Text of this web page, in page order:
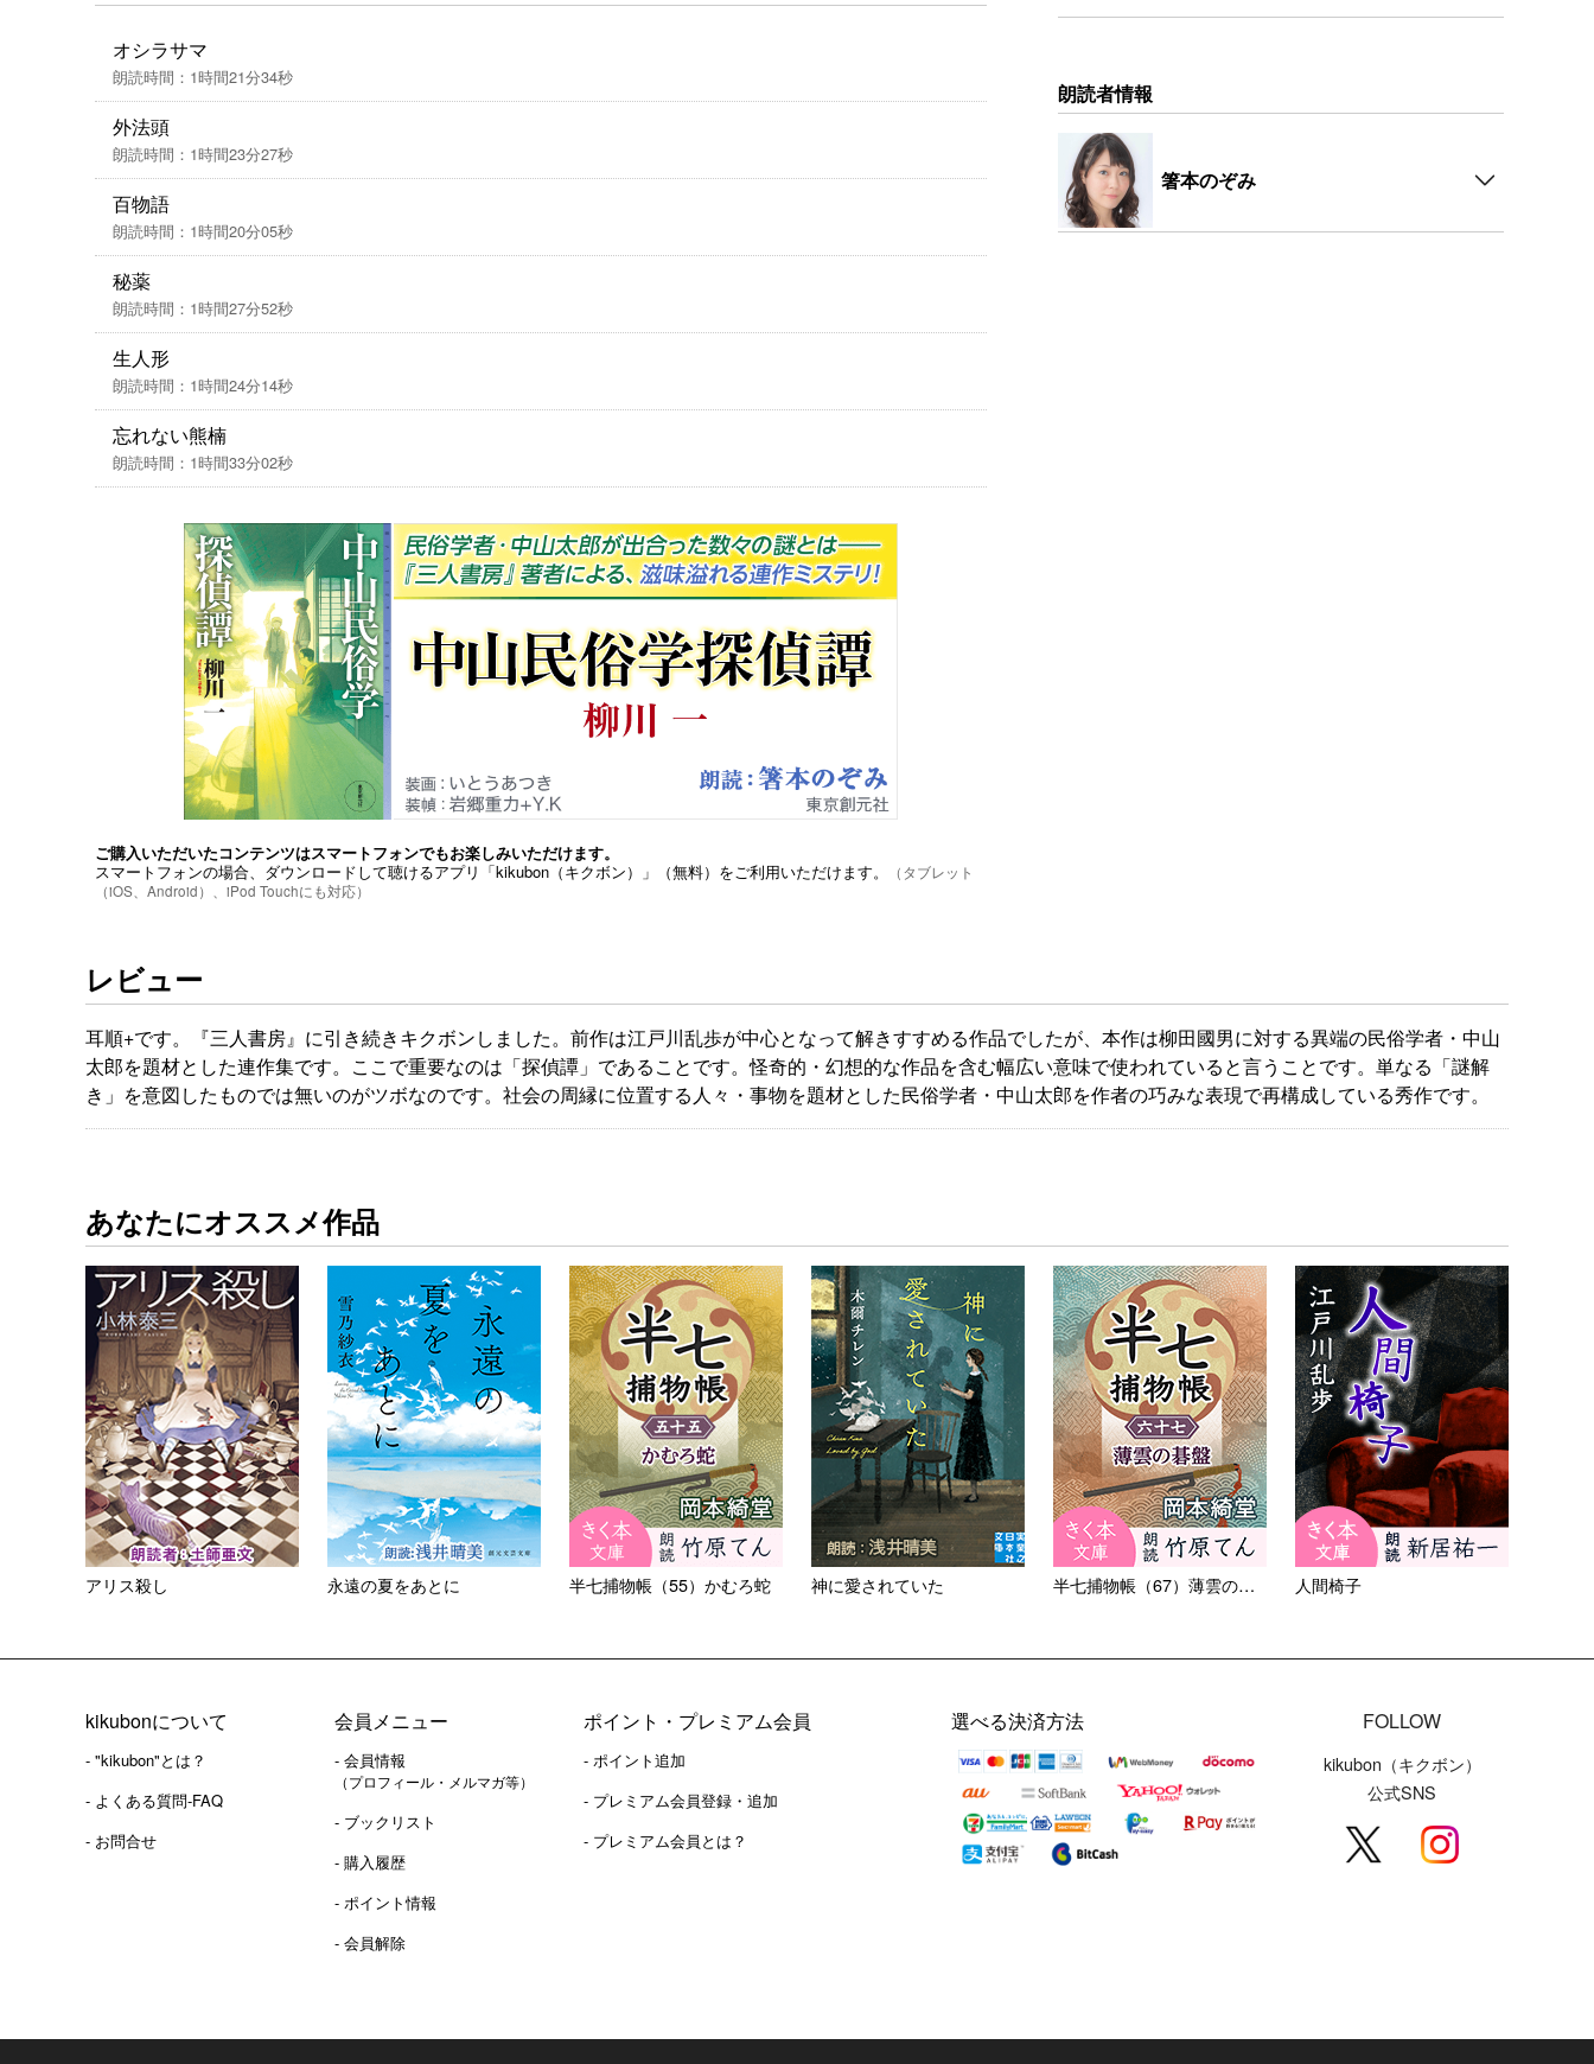
オシラサマ
朗読時間：1時間21分34秒
外法頭
朗読時間：1時間23分27秒
百物語
朗読時間：1時間20分05秒
秘薬
朗読時間：1時間27分52秒
生人形
朗読時間：1時間24分14秒
忘れない熊楠
朗読時間：1時間33分02秒
ご購入いただいたコンテンツはスマートフォンでもお楽しみいただけます。
スマートフォンの場合、ダウンロードして聴けるアプリ「kikubon（キクボン）」（無料）をご利用いただけます。
（タブレット
（iOS、Android）、iPod Touchにも対応）
朗読者情報
箸本のぞみ
レビュー
耳順+です。『三人書房』に引き続きキクボンしました。前作は江戸川乱歩が中心となって解きすすめる作品でしたが、本作は柳田國男に対する異端の民俗学者・中山
太郎を題材とした連作集です。ここで重要なのは「探偵譚」であることです。怪奇的・幻想的な作品を含む幅広い意味で使われていると言うことです。単なる「謎解
き」を意図したものでは無いのがツボなのです。社会の周縁に位置する人々・事物を題材とした民俗学者・中山太郎を作者の巧みな表現で再構成している秀作です。
あなたにオススメ作品
アリス殺し 永遠の夏をあとに 半七捕物帳（55）かむろ蛇 神に愛されていた 半七捕物帳（67）薄雲の碁盤 人間椅子
kikubonについて
- "kikubon"とは？
- よくある質問-FAQ
- お問合せ
会員メニュー
- 会員情報
（プロフィール・メルマガ等）
- ブックリスト
- 購入履歴
- ポイント情報
- 会員解除
ポイント・プレミアム会員
- ポイント追加
- プレミアム会員登録・追加
- プレミアム会員とは？
FOLLOW
kikubon（キクボン）
公式SNS
選べる決済方法